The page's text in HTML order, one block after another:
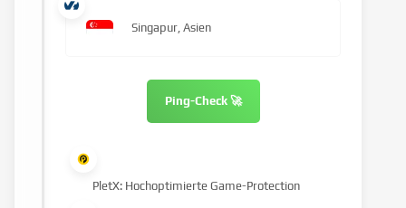
Singapur, Asien
Ping-Check 🚀
PletX: Hochoptimierte Game-Protection